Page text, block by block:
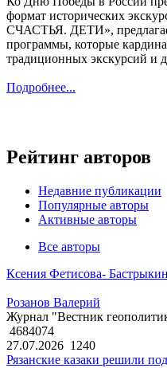
формат исторических
СЧАСТЬЯ. ДЕТИ»,
программы, которые
традиционных экскурсий и
Подробнее...
Рейтинг авторов
Недавние публикации
Популярные авторы
Активные авторы
Все авторы
Ксения Фетисова-
Розанов Валерий
Журнал "Вестник
4684074
27.07.2026 1240
Рязанские казаки решили